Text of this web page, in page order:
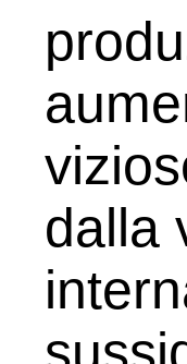
dalla